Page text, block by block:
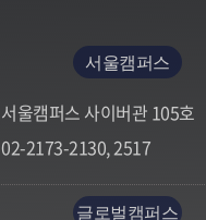
서울캠퍼스
서울캠퍼스 사이버관 105호
02-2173-2130, 2517
글로벌캠퍼스